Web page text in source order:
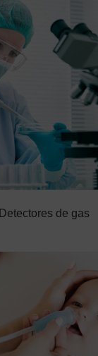
Detectores de gas